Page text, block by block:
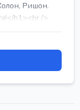
Ришон.
h1><br />